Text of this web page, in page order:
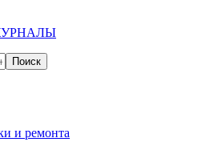
и ремонта